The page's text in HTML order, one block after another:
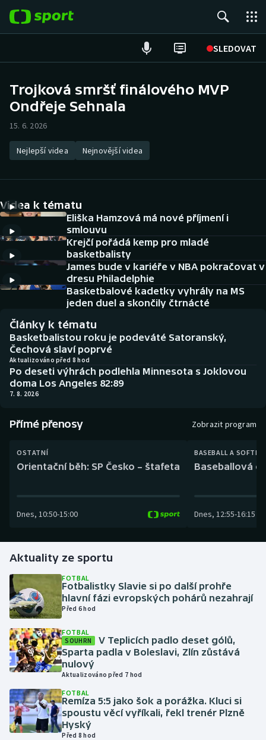
SLEDOVAT
Hokej
Atletika
DALŠÍ SPORTY
Americký fotbal
Baseball a softbal
Biatlon
Boby a skeleton
Box
Curling
Dostihy
Gymnastika
Házená
Jezdectví
Judo
Krasobruslení
Lezení
Lyže a snowboard
NEPŘEHLÉDNĚTE
Historické návraty
Aplikace ČT sport
AZ kvíz
Trojková smršť finálového MVP
Ondřeje Sehnala
15. 6. 2026
Nejlepší videa Nejnovější videa
Videa k tématu
Eliška Hamzová má nové příjmení i
smlouvu
Krejčí pořádá kemp pro mladé
basketbalisty
James bude v kariéře v NBA pokračovat v
dresu Philadelphie
Basketbalové kadetky vyhrály na MS
jeden duel a skončily čtrnácté
Články k tématu
Basketbalistou roku je podeváté Satoranský,
Čechová slaví poprvé
Aktualizováno před 8 hod
Po deseti výhrách podlehla Minnesota s Joklovou
doma Los Angeles 82:89
7. 8. 2026
Přímé přenosy Zobrazit program
OSTATNÍ
Orientační běh: SP Česko – štafeta
Dnes, 10:50-15:00
BASEBALL A
Baseballová
Dnes, 12:55-16:15
Aktuality ze sportu
FOTBAL
Fotbalistky Slavie si po další prohře
hlavní fázi evropských pohárů nezahrají
Před 6 hod
FOTBAL
SOUHRN
V Teplicích padlo deset gólů,
Sparta padla v Boleslavi, Zlín zůstává
nulový
Aktualizováno před 7 hod
FOTBAL
Remíza 5:5 jako šok a porážka. Kluci si
spoustu věcí vyříkali, řekl trenér Plzně
Hyský
Před 8 hod